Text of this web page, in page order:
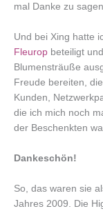
mal Danke zu
Und bei Xing hatte
Fleurop beteiligt
Blumensträuße
Freude bereiten,
Kunden,
die ich mich noch
der Beschenkten
Dankeschön!
So, das waren sie
Jahres 2009. Die